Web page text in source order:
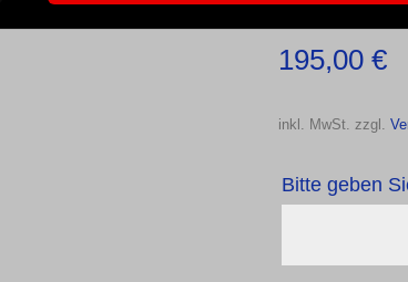
195,00€
inkl. MwSt. zzgl.
Bitte geben